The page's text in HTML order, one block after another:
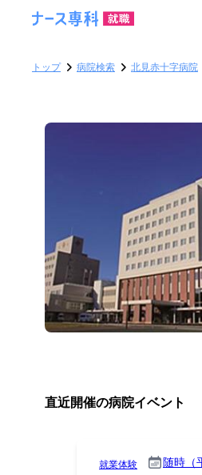
トップ 病院検索 北見赤十字病院
直近開催の病院イベント
就業体験 随時（